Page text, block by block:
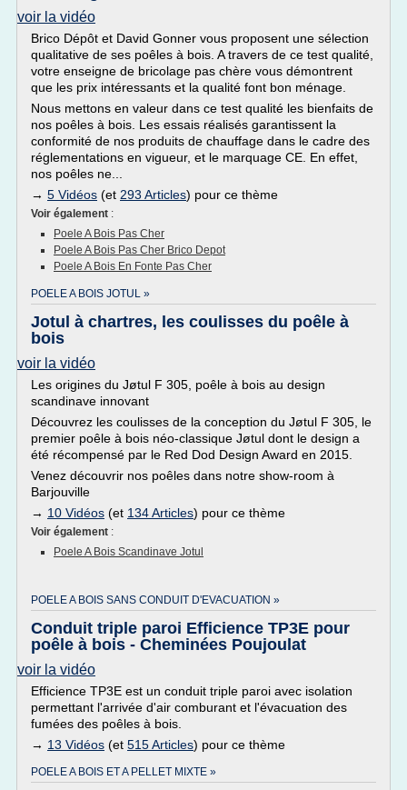
voir la vidéo
Brico Dépôt et David Gonner vous proposent une sélection
qualitative de ses poêles à bois. A travers de ce test qualité,
votre enseigne de bricolage pas chère vous démontrent
que les prix intéressants et la qualité font bon ménage.
Nous mettons en valeur dans ce test qualité les bienfaits de
nos poêles à bois. Les essais réalisés garantissent la
conformité de nos produits de chauffage dans le cadre des
réglementations en vigueur, et le marquage CE. En effet,
nos poêles ne...
→ 5 Vidéos (et 293 Articles) pour ce thème
Voir également :
Poele A Bois Pas Cher
Poele A Bois Pas Cher Brico Depot
Poele A Bois En Fonte Pas Cher
POELE A BOIS JOTUL »
Jotul à chartres, les coulisses du poêle à
bois
voir la vidéo
Les origines du Jøtul F 305, poêle à bois au design
scandinave innovant
Découvrez les coulisses de la conception du Jøtul F 305, le
premier poêle à bois néo-classique Jøtul dont le design a
été récompensé par le Red Dod Design Award en 2015.
Venez découvrir nos poêles dans notre show-room à
Barjouville
→ 10 Vidéos (et 134 Articles) pour ce thème
Voir également :
Poele A Bois Scandinave Jotul
POELE A BOIS SANS CONDUIT D'EVACUATION »
Conduit triple paroi Efficience TP3E pour
poêle à bois - Cheminées Poujoulat
voir la vidéo
Efficience TP3E est un conduit triple paroi avec isolation
permettant l'arrivée d'air comburant et l'évacuation des
fumées des poêles à bois.
→ 13 Vidéos (et 515 Articles) pour ce thème
POELE A BOIS ET A PELLET MIXTE »